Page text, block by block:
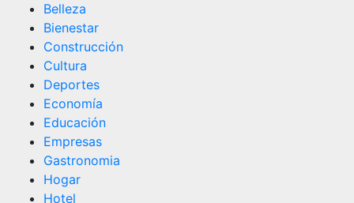
Belleza
Bienestar
Construcción
Cultura
Deportes
Economía
Educación
Empresas
Gastronomia
Hogar
Hotel